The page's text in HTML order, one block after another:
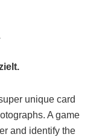
unique card
A game
and identify the